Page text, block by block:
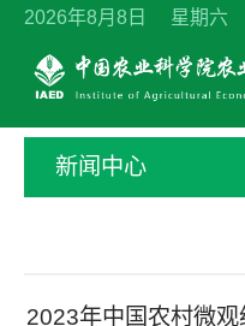
2026年8月8日 星期六
新闻中心
2023年中国农村微